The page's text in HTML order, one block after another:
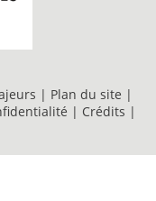
| Plan du site |
| Crédits |